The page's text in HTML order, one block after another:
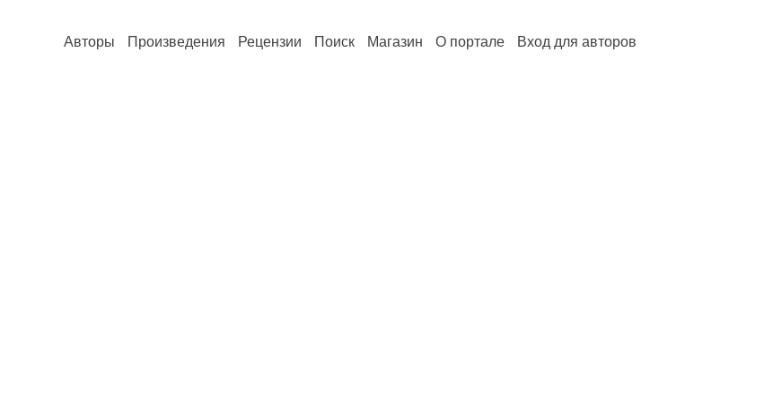
Авторы Произведения Рецензии Поиск Магазин О портале Вход для авторов